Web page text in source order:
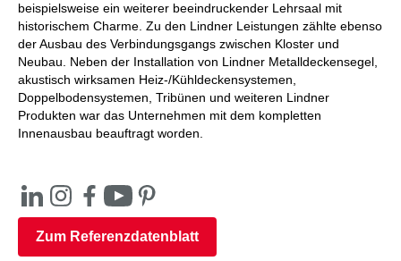
beispielsweise ein weiterer beeindruckender Lehrsaal mit
historischem Charme. Zu den Lindner Leistungen zählte ebenso
der Ausbau des Verbindungsgangs zwischen Kloster und
Neubau. Neben der Installation von Lindner Metalldeckensegel,
akustisch wirksamen Heiz-/Kühldeckensystemen,
Doppelbodensystemen, Tribünen und weiteren Lindner
Produkten war das Unternehmen mit dem kompletten
Innenausbau beauftragt worden.
Zum Referenzdatenblatt